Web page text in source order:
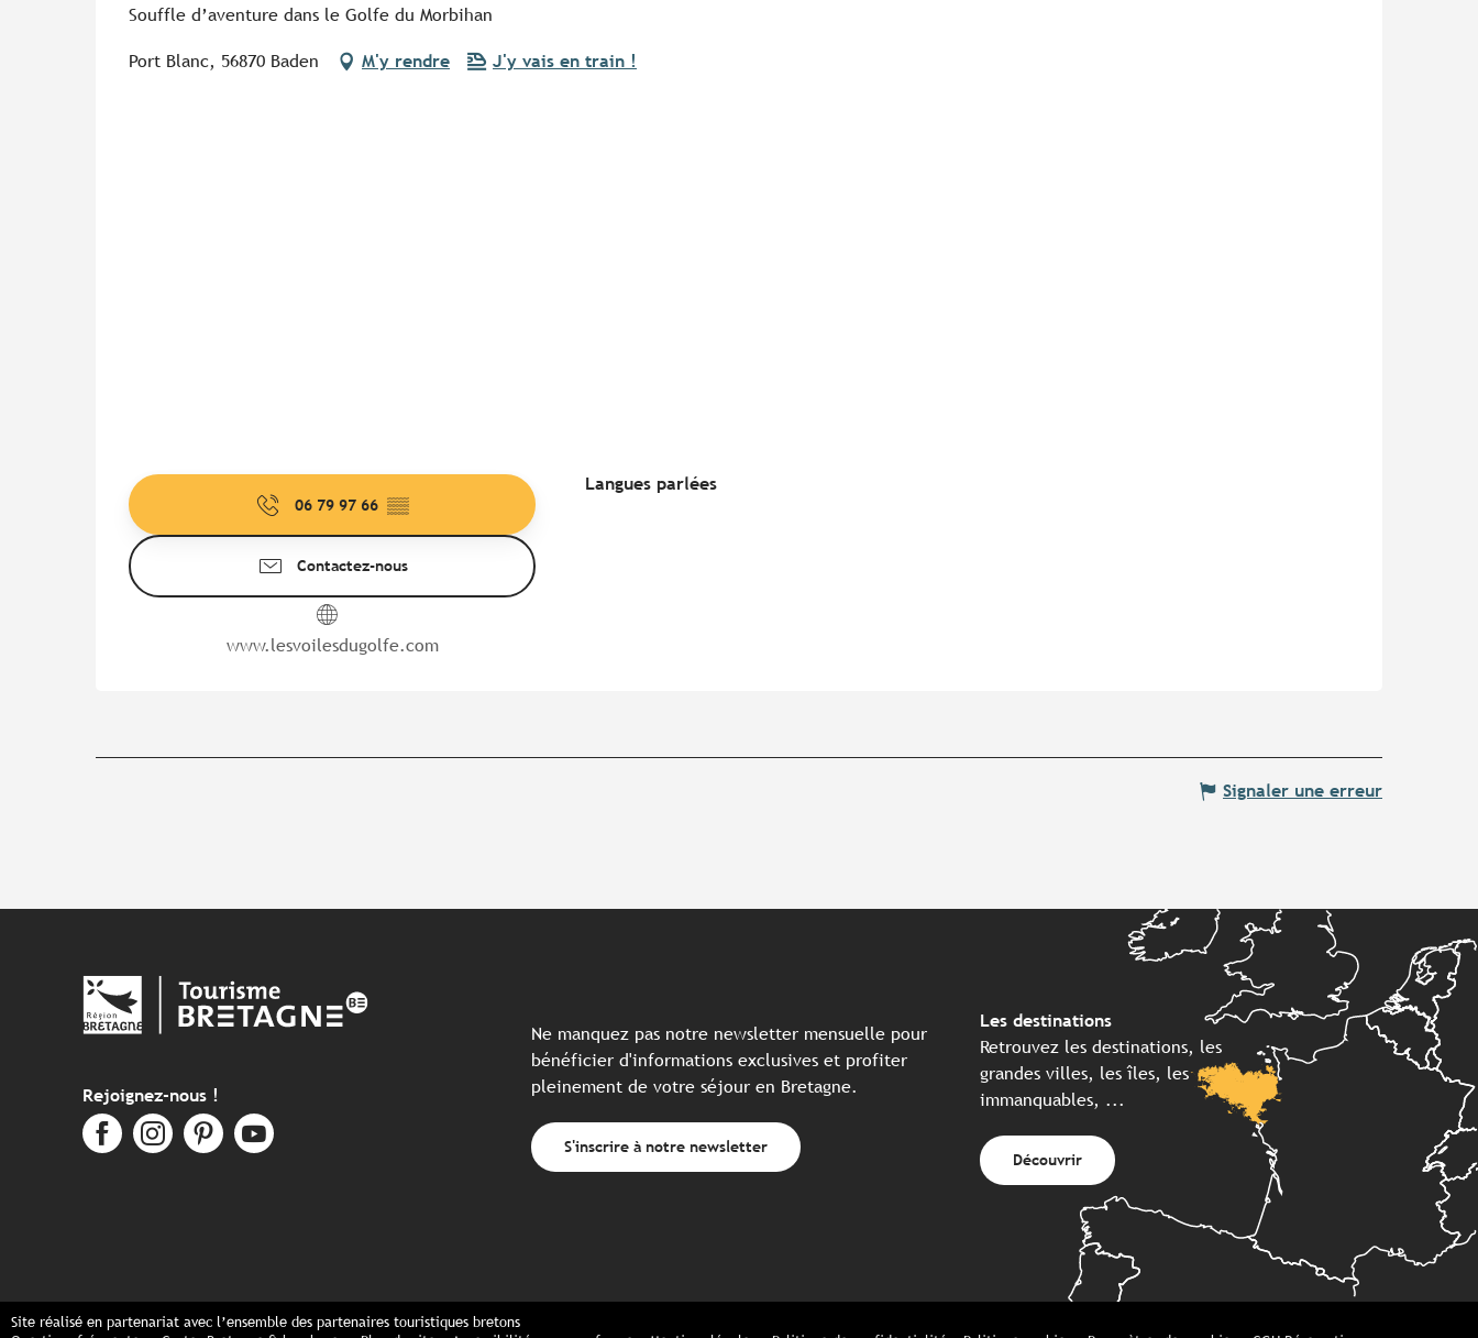
Souffle d’aventure dans le Golfe du Morbihan
Port Blanc, 56870 Baden M'y rendre J'y vais en train !
06 79 97 66 ▒▒
Contactez-nous
www.lesvoilesdugolfe.com
Langues parlées
Langues parlées
Signaler une erreur
Rejoignez-nous !
Ne manquez pas notre newsletter mensuelle pour
bénéficier d'informations exclusives et profiter
pleinement de votre séjour en Bretagne.
S'inscrire à notre newsletter
Les destinations
Retrouvez les destinations, les
grandes villes, les îles, les
immanquables, ...
Découvrir
Site réalisé en partenariat avec l’ensemble des partenaires touristiques bretons